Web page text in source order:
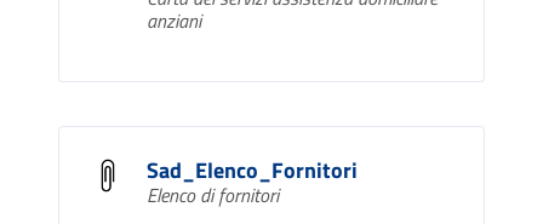
anziani
Sad_Elenco_Fornitori
Elenco di fornitori